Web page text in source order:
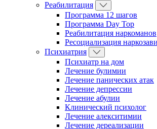
Реабилитация
Программа 12 шагов
Программа Day Top
Реабилитация наркоманов
Ресоциализация
Психиатрия
Психиатр на дом
Лечение булимии
Лечение панических атак
Лечение депрессии
Лечение абулии
Клинический психолог
Лечение алекситимии
Лечение дереализации